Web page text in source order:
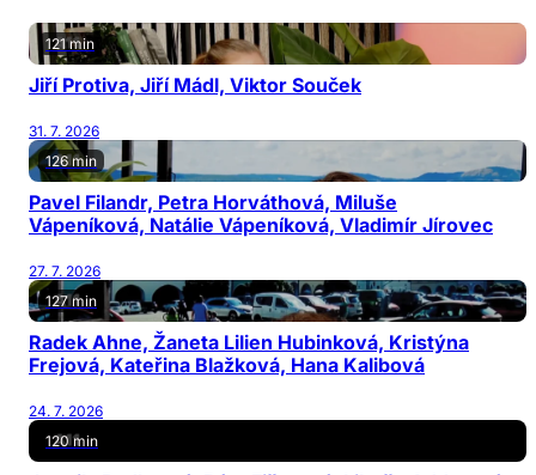
121 min
Jiří Protiva, Jiří Mádl, Viktor Souček
31. 7. 2026
126 min
Pavel Filandr, Petra Horváthová, Miluše
Vápeníková, Natálie Vápeníková, Vladimír Jírovec
27. 7. 2026
127 min
Radek Ahne, Žaneta Lilien Hubinková, Kristýna
Frejová, Kateřina Blažková, Hana Kalibová
24. 7. 2026
120 min